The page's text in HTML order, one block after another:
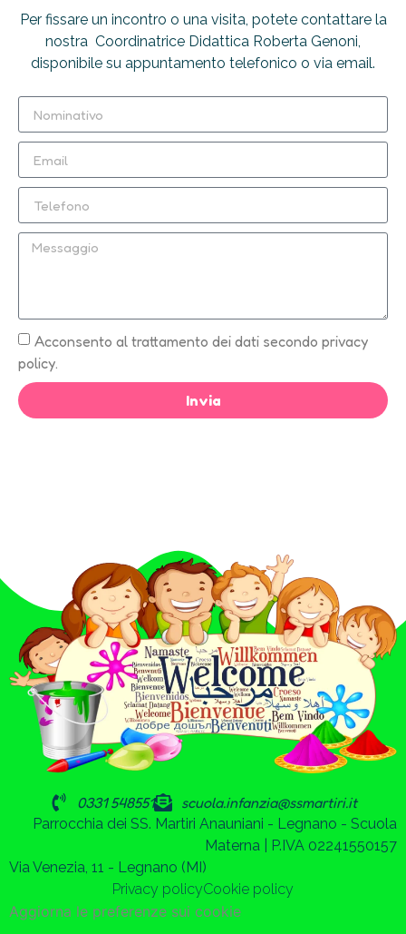
Per fissare un incontro o una visita, potete contattare la
nostra Coordinatrice Didattica Roberta Genoni,
disponibile su appuntamento telefonico o via email.
Acconsento al trattamento dei dati secondo privacy
policy.
Invia
0331 548551 scuola.infanzia@ssmartiri.it
Parrocchia dei SS. Martiri Anauniani - Legnano - Scuola
Materna | P.IVA 02241550157
Via Venezia, 11 - Legnano (MI)
Privacy policyCookie policy
Aggiorna le preferenze sui cookie